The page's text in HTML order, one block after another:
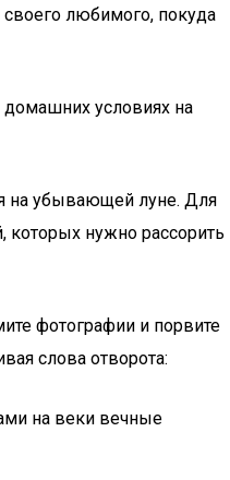
любимого, покуда
домашних условиях на
на убывающей луне. Для
нужно рассорить
фотографии и порвите
слова отворота:
на веки вечные